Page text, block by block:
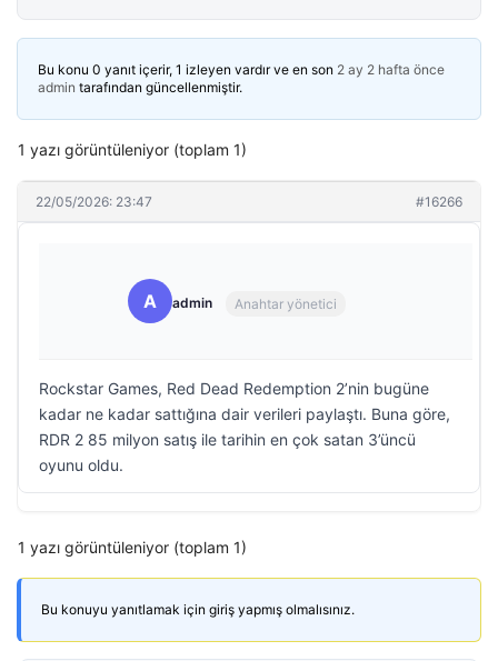
Bu konu 0 yanıt içerir, 1 izleyen vardır ve en son 2 ay 2 hafta önce
admin tarafından güncellenmiştir.
1 yazı görüntüleniyor (toplam 1)
22/05/2026: 23:47 #16266
A admin Anahtar yönetici
Rockstar Games, Red Dead Redemption 2’nin bugüne
kadar ne kadar sattığına dair verileri paylaştı. Buna göre,
RDR 2 85 milyon satış ile tarihin en çok satan 3’üncü
oyunu oldu.
1 yazı görüntüleniyor (toplam 1)
Bu konuyu yanıtlamak için giriş yapmış olmalısınız.